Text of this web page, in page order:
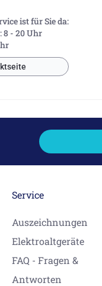
ist für Sie da:
8 - 20 Uhr
Service
Auszeichnungen
Elektroaltgeräte
FAQ - Fragen &
Antworten